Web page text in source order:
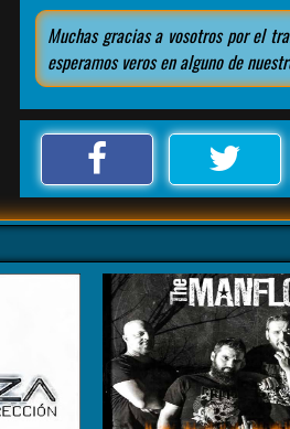
Muchas gracias a vosotros por el
esperamos veros en alguno de